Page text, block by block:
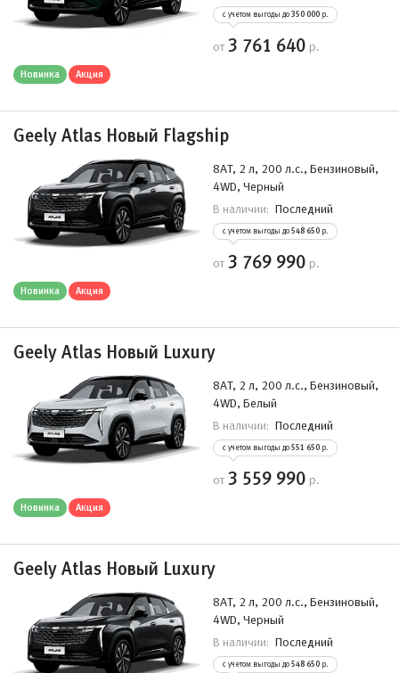
с учетом выгоды до 350 000 р.
от 3 761 640 р.
Новинка Акция
Geely Atlas Новый Flagship
8AT, 2 л, 200 л.с., Бензиновый,
4WD, Черный
В наличии: Последний
с учетом выгоды до 548 650 р.
от 3 769 990 р.
Новинка Акция
Geely Atlas Новый Luxury
8AT, 2 л, 200 л.с., Бензиновый,
4WD, Белый
В наличии: Последний
с учетом выгоды до 551 650 р.
от 3 559 990 р.
Новинка Акция
Geely Atlas Новый Luxury
8AT, 2 л, 200 л.с., Бензиновый,
4WD, Черный
В наличии: Последний
с учетом выгоды до 548 650 р.